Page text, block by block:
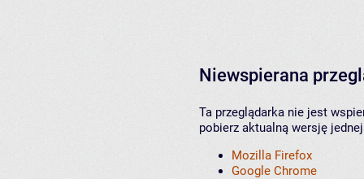
Niewspierana
Ta przeglądarka nie jest
pobierz aktualną wersję
Mozilla Firefox
Google Chrome